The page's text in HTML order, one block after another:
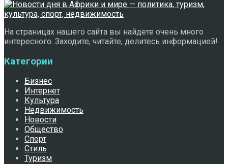
На страницах нашего сайта вы найдете очень много
интересного. Заходите, читайте, делитесь информацией!
Категории
Бизнес
Интернет
Культура
Недвижимость
Новости
Общество
Спорт
Стиль
Туризм